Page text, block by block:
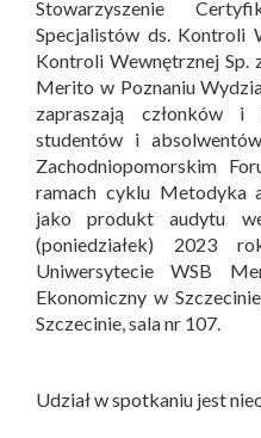
Stowarzyszenie
Specjalistów ds. Kontroli
Kontroli Wewnętrznej Sp.
Merito w Poznaniu
zapraszają członków
studentów i
Zachodniopomorskim
ramach cyklu Metodyka
jako produkt audytu
(poniedziałek) 2023
Uniwersytecie WSB
Ekonomiczny w
Szczecinie, sala nr 107.
Udział w spotkaniu jest